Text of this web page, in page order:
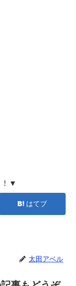
！▼
はてブ
太田アベル